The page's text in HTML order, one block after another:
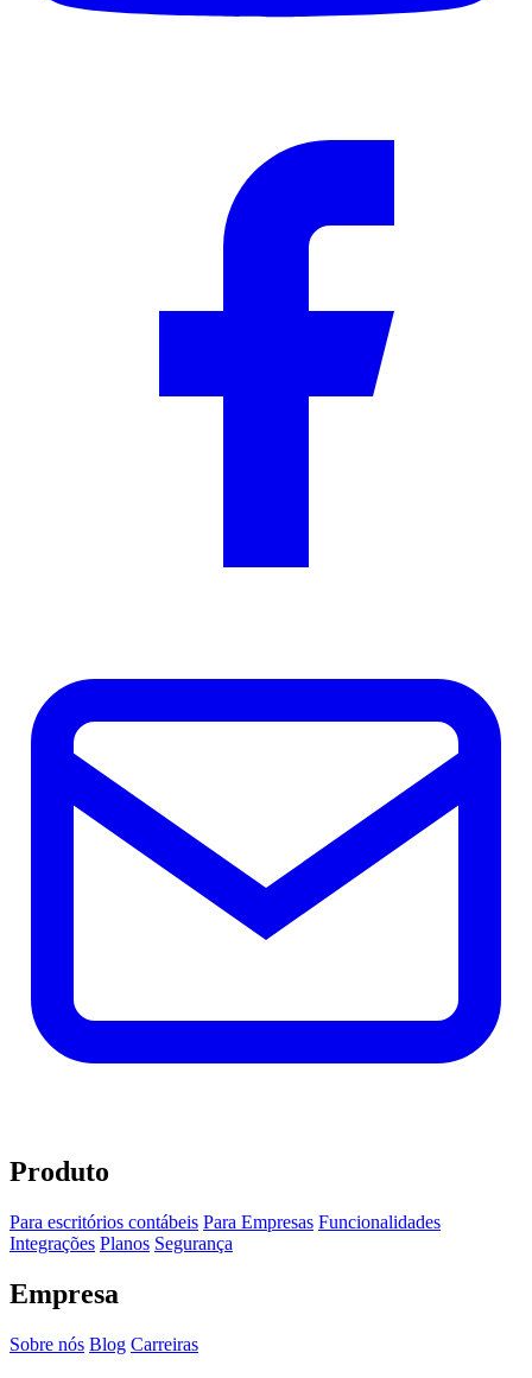
Produto
Para escritórios contábeis Para Empresas Funcionalidades
Integrações Planos Segurança
Empresa
Sobre nós Blog Carreiras